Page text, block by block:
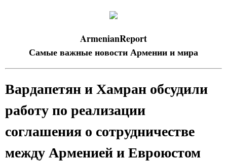
ArmenianReport
Самые важные новости Армении и мира
Вардапетян и Хамран обсудили
работу по реализации
соглашения о сотрудничестве
между Арменией и Евроюстом